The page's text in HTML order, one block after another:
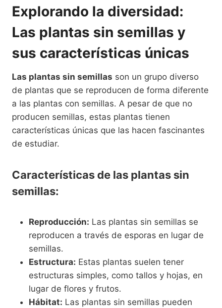
Explorando la diversidad:
Las plantas sin semillas y
sus características únicas
Las plantas sin semillas son un grupo diverso
de plantas que se reproducen de forma diferente
a las plantas con semillas. A pesar de que no
producen semillas, estas plantas tienen
características únicas que las hacen fascinantes
de estudiar.
Características de las plantas sin
semillas:
Reproducción: Las plantas sin semillas se
reproducen a través de esporas en lugar de
semillas.
Estructura: Estas plantas suelen tener
estructuras simples, como tallos y hojas, en
lugar de flores y frutos.
Hábitat: Las plantas sin semillas pueden